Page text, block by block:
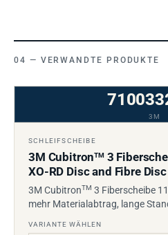
VERWANDTE PRODUKTE
3M
SCHLEIFSCHEIBE
3M CubitronTM3
XO-RD Disc and Fibre
3M CubitronTM 3 Fiberscheibe
mehr Materialabtrag, lange
VARIANTE WÄHLEN